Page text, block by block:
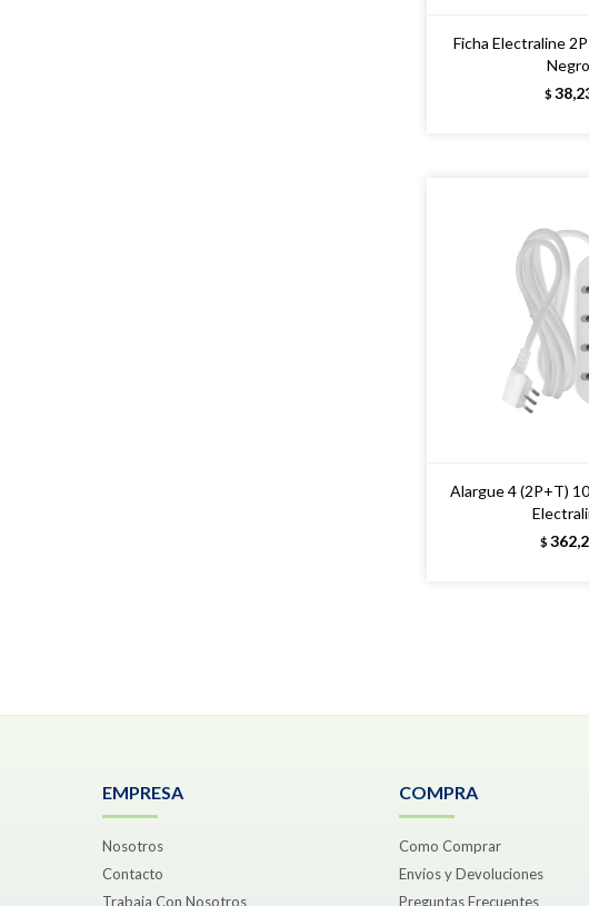
Ficha Electraline
Negro
$
Alargue 4 (2P+T)
$
EMPRESA
Nosotros
Contacto
Trabaja Con Nosotros
COMPRA
Como Comprar
Envíos y Devoluciones
Preguntas Frecuentes